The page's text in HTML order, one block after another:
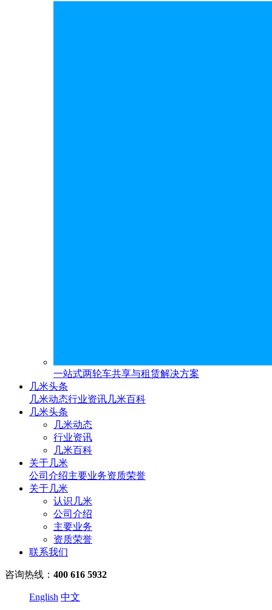
一站式两轮车共享与租赁解决方案
几米头条
几米动态行业资讯几米百科
几米头条
几米动态
行业资讯
几米百科
关于几米
公司介绍主要业务资质荣誉
关于几米
认识几米
公司介绍
主要业务
资质荣誉
联系我们
咨询热线： 400 616 5932
English 中文